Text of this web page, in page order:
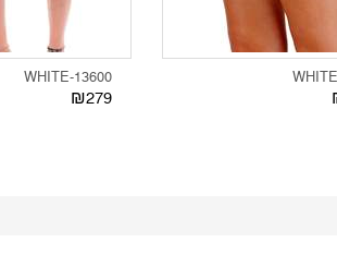
13600-WHITE
₪279